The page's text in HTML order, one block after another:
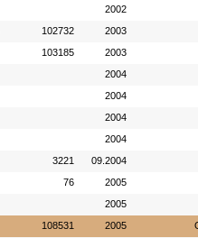
2002
102732 2003
103185 2003
2004
2004
2004
2004
3221 09.2004
76 2005
2005
108531 2005